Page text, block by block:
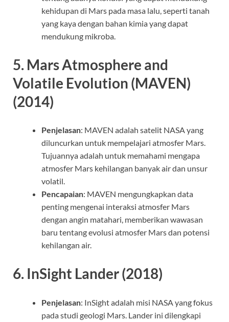
kehidupan di Mars pada masa lalu, seperti tanah
yang kaya dengan bahan kimia yang dapat
mendukung mikroba.
5. Mars Atmosphere and
Volatile Evolution (MAVEN)
(2014)
Penjelasan: MAVEN adalah satelit NASA yang
diluncurkan untuk mempelajari atmosfer Mars.
Tujuannya adalah untuk memahami mengapa
atmosfer Mars kehilangan banyak air dan unsur
volatil.
Pencapaian: MAVEN mengungkapkan data
penting mengenai interaksi atmosfer Mars
dengan angin matahari, memberikan wawasan
baru tentang evolusi atmosfer Mars dan potensi
kehilangan air.
6. InSight Lander (2018)
Penjelasan: InSight adalah misi NASA yang fokus
pada studi geologi Mars. Lander ini dilengkapi